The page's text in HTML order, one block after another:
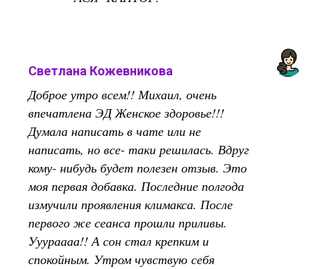
Светлана Кожевникова
Доброе утро всем!! Михаил, очень
впечатлена ЭД Женское здоровье!!!
Думала написать в чате или не
написать, но все- таки решилась. Вдруг
кому- нибудь будет полезен отзыв. Это
моя первая добавка. Последние полгода
измучили проявления климакса. После
первого же сеанса прошли приливы.
Ууураааа!! А сон стал крепким и
спокойным. Утром чувствую себя